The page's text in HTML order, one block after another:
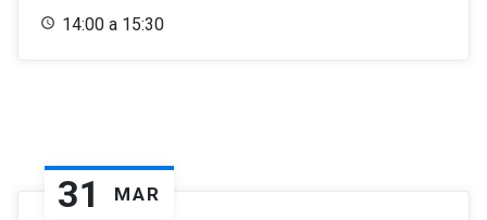
14:00 a 15:30
31 MAR